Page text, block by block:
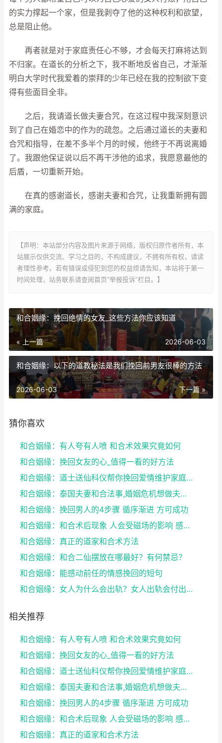
的实力撑起一个家，但是我剥夺了他的这种权利和欲望，
总是阻止他。
再者就是对于家庭责任心不够，才会每天打麻将达到
不归家。在道长的分析之下，我不断地反省自己，才渐渐
明白大学时代我爱着的崇拜的少年已经在我的控制欲下变
得有些面目全非。
之后，我请道长做夫妻合咒，在这过程中我深刻意识
到了自己在婚恋中的作为的疏忽。之后通过道长的夫妻和
合咒和指导，在差不多半个月的时候，他终于不再说离婚
了。我跟他保证说以后不再干涉他的追求，我愿意最他的
后盾，一切重新开始。
在真的感谢道长，感谢夫妻和合咒，让我重新拥有圆
满的家庭。
【声明：本站部分内容及图片来源于网络，版权归原作者所有，本
站展示仅供交流、学习之目的，不构成建议，不拥有所有权，请读
者理性参考。若有错误或侵犯到您的权益烦请告知，本站将于第一
时间处理，站务联系请查阅首页“举报投诉”栏目。】
和合姻缘：挽回绝情的女友_这些方法你应该知道
« 上一篇 2026-06-03
和合姻缘：以下的道教秘法是我们挽回前男友很棒的方法
下一篇 »
2026-06-03
猜你喜欢
和合姻缘：有人夸有人喷 和合术效果究竟如何
和合姻缘：挽回女友的心_值得一看的好方法
和合姻缘：道士送仙科仪帮你挽回爱情维护家庭完整
和合姻缘：泰国夫妻和合法事,婚姻危机想做夫妻和合法...
和合姻缘：挽回男人的4步骤 循序渐进 方可成功
和合姻缘：和合术后现象 人会受磁场的影响 感到头晕...
和合姻缘：真正的道家和合术方法
和合姻缘：和合二仙摆放在哪最好？有何禁忌？
和合姻缘：能感动前任的情感挽回的短句
和合姻缘：女人为什么会出轨？女人出轨会付出感情吗？
相关推荐
和合姻缘：有人夸有人喷 和合术效果究竟如何
和合姻缘：挽回女友的心_值得一看的好方法
和合姻缘：道士送仙科仪帮你挽回爱情维护家庭完整
和合姻缘：泰国夫妻和合法事,婚姻危机想做夫妻和合法...
和合姻缘：挽回男人的4步骤 循序渐进 方可成功
和合姻缘：和合术后现象 人会受磁场的影响 感到头晕...
和合姻缘：真正的道家和合术方法